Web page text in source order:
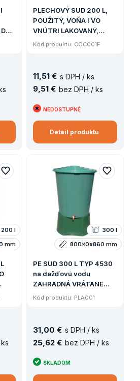
PLECHOVÝ SUD 200 L,
POUŽITÝ, VOŇA I VO
VNÚTRI LAKOVANÝ,
ODNÍMATEĽNÉ VEKO +
Kód produktu: COC001F
11,51 € s DPH / ks
9,51 € bez DPH / ks
NEDOSTUPNÉ
Detail produktu
200 l
mm
PE SUD 300 L TYP 4530
na dažďovú vodu
ZAHRADNÁ VRÁTANE
výpustného kohútika A
Kód produktu: PLA001
300 l
800x0x860 mm
31 00 € s DPH / ks
25 62 € bez DPH / ks
SKLADOM